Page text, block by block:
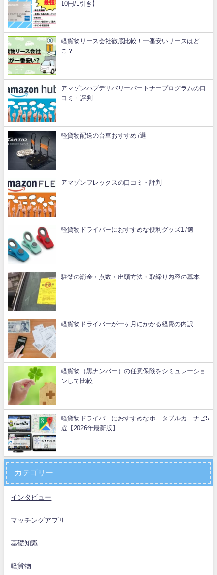
10円/L引き】
軽貨物リース会社徹底比較！一番安いリースはど
こ？
アマゾンハブデリバリーパートナープログラムの口
コミ・評判
軽貨物配送の台車おすすめ7選
アマゾンフレックスの口コミ・評判
軽貨物ドライバーにおすすめな便利グッズ17選
駐禁の罰金・点数・出頭方法・取締り内容の基本
軽貨物ドライバーが一ヶ月にかかる経費の内訳
軽貨物（黒ナンバー）の任意保険をシミュレーショ
ンして比較
軽貨物ドライバーにおすすめなポータブルカーナビ5
選【2026年最新版】
カテゴリー
インタビュー
マッチングアプリ
基礎知識
軽貨物